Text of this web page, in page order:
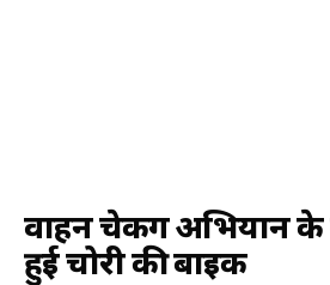
वाहन चेकिंग अभियान के
हुई चोरी की बाइक